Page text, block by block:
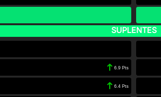
SUPLENTES
6.9 Pts
6.4 Pts